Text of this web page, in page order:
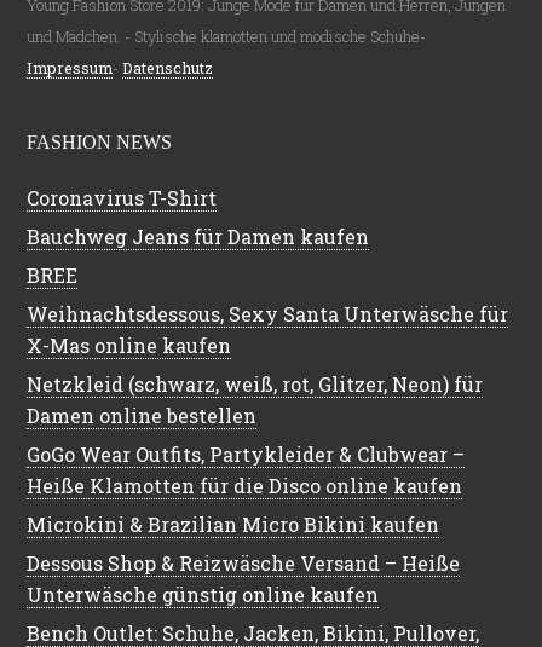
Young Fashion Store 2019: Junge Mode für Damen und Herren, Jungen
und Mädchen. - Stylische klamotten und modische Schuhe-
Impressum-Datenschutz
FASHION NEWS
Coronavirus T-Shirt
Bauchweg Jeans für Damen kaufen
BREE
Weihnachtsdessous, Sexy Santa Unterwäsche für
X-Mas online kaufen
Netzkleid (schwarz, weiß, rot, Glitzer, Neon) für
Damen online bestellen
GoGo Wear Outfits, Partykleider & Clubwear –
Heiße Klamotten für die Disco online kaufen
Microkini & Brazilian Micro Bikini kaufen
Dessous Shop & Reizwäsche Versand – Heiße
Unterwäsche günstig online kaufen
Bench Outlet: Schuhe, Jacken, Bikini, Pullover,